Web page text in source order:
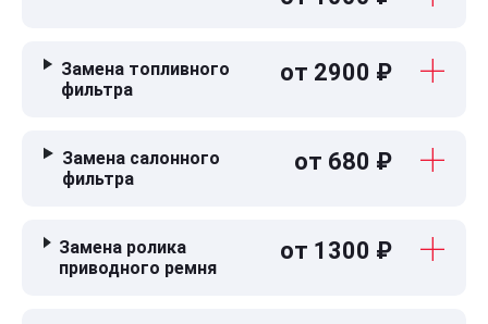
Замена топливного
фильтра
от 2900 ₽
Замена салонного
фильтра
от 680 ₽
Замена ролика
приводного ремня
от 1300 ₽